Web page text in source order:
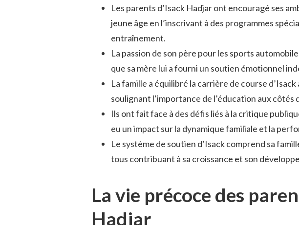
Les parents d’Isack Hadjar ont encouragé ses
jeune âge en l’inscrivant à des programmes
entraînement.
La passion de son père pour les sports
que sa mère lui a fourni un soutien émotionnel
La famille a équilibré la carrière de course
soulignant l’importance de l’éducation aux côtés
Ils ont fait face à des défis liés à la critique
eu un impact sur la dynamique familiale et la
Le système de soutien d’Isack comprend sa
tous contribuant à sa croissance et son
La vie précoce des
Hadjar